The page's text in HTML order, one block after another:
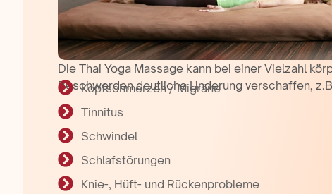
Die Thai Yoga Massage kann bei einer Vielzahl
Beschwerden deutliche Linderung verschaffen,
Kopfschmerzen / Migräne
Tinnitus
Schwindel
Schlafstörungen
Knie-, Hüft- und Rückenprobleme